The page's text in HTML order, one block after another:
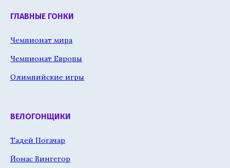
ГЛАВНЫЕ ГОНКИ
Чемпионат мира
Чемпионат Европы
Олимпийские игры
ВЕЛОГОНЩИКИ
Тадей Погачар
Йонас Вингегор